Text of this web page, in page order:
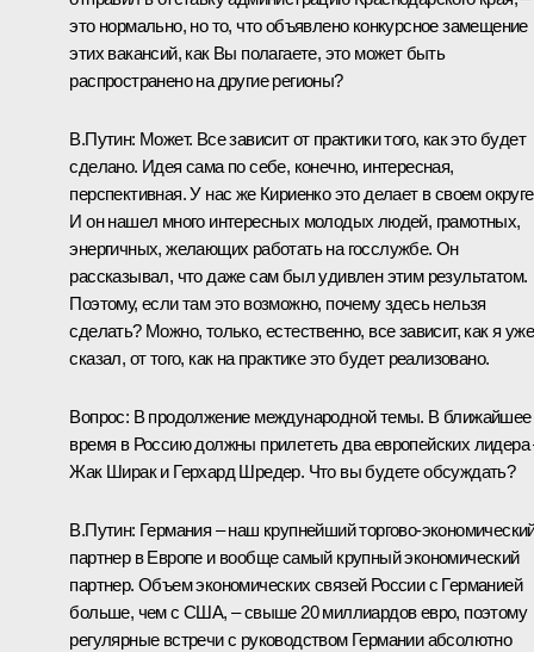
это нормально, но то, что объявлено конкурсное замещение
этих вакансий, как Вы полагаете, это может быть
распространено на другие регионы?
В.Путин: Может. Все зависит от практики того, как это будет
сделано. Идея сама по себе, конечно, интересная,
перспективная. У нас же Кириенко это делает в своем
И он нашел много интересных молодых людей, грамотных,
энергичных, желающих работать на госслужбе. Он
рассказывал, что даже сам был удивлен этим результатом.
Поэтому, если там это возможно, почему здесь нельзя
сделать? Можно, только, естественно, все зависит, как я уже
сказал, от того, как на практике это будет реализовано.
Вопрос: В продолжение международной темы. В ближайшее
время в Россию должны прилететь два европейских лидера
Жак Ширак и Герхард Шредер. Что вы будете обсуждать?
В.Путин: Германия – наш крупнейший торгово-
партнер в Европе и вообще самый крупный экономический
партнер. Объем экономических связей России с Германией
больше, чем с США, – свыше 20 миллиардов евро, поэтому
регулярные встречи с руководством Германии абсолютно